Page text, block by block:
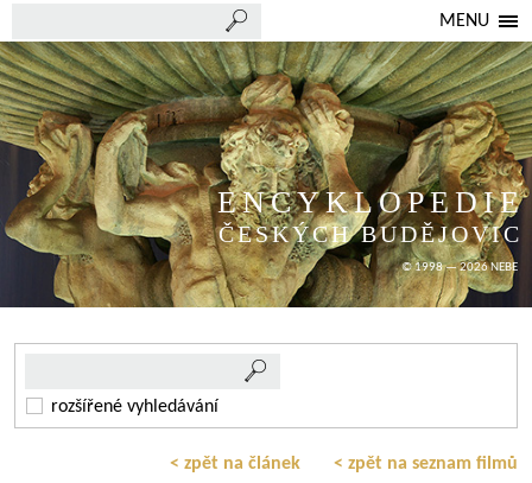
MENU
ENCYKLOPEDIE
ČESKÝCH BUDĚJOVIC
© 1998 — 2026 NEBE
rozšířené vyhledávání
< zpět na článek < zpět na seznam filmů